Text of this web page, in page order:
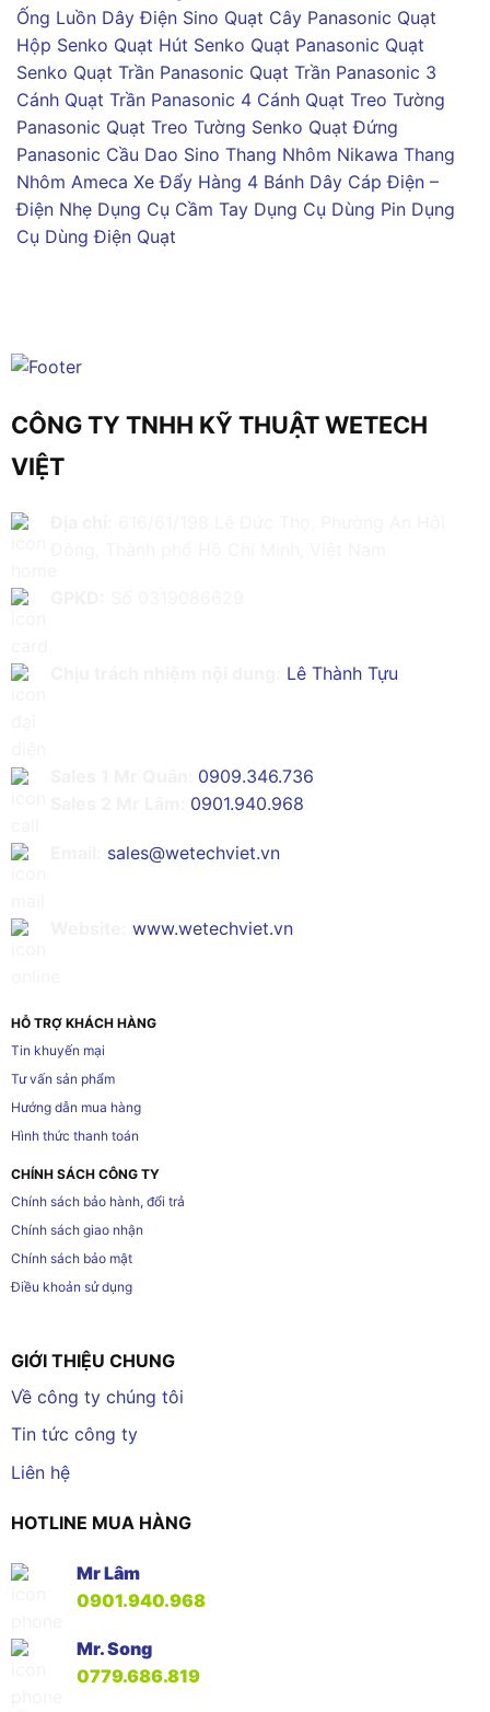
Ống Luồn Dây Điện Sino Quạt Cây Panasonic Quạt
Hộp Senko Quạt Hút Senko Quạt Panasonic Quạt
Senko Quạt Trần Panasonic Quạt Trần Panasonic 3
Cánh Quạt Trần Panasonic 4 Cánh Quạt Treo Tường
Panasonic Quạt Treo Tường Senko Quạt Đứng
Panasonic Cầu Dao Sino Thang Nhôm Nikawa Thang
Nhôm Ameca Xe Đẩy Hàng 4 Bánh Dây Cáp Điện –
Điện Nhẹ Dụng Cụ Cầm Tay Dụng Cụ Dùng Pin Dụng
Cụ Dùng Điện Quạt
CÔNG TY TNHH KỸ THUẬT WETECH
VIỆT
Lê Thành Tựu
0909.346.736
0901.940.968
sales@wetechviet.vn
www.wetechviet.vn
HỖ TRỢ KHÁCH HÀNG
Tin khuyến mại
Tư vấn sản phẩm
Hướng dẫn mua hàng
Hình thức thanh toán
CHÍNH SÁCH CÔNG TY
Chính sách bảo hành, đổi trả
Chính sách giao nhận
Chính sách bảo mật
Điều khoản sử dụng
GIỚI THIỆU CHUNG
Về công ty chúng tôi
Tin tức công ty
Liên hệ
HOTLINE MUA HÀNG
Mr Lâm
0901.940.968
Mr. Song
0779.686.819